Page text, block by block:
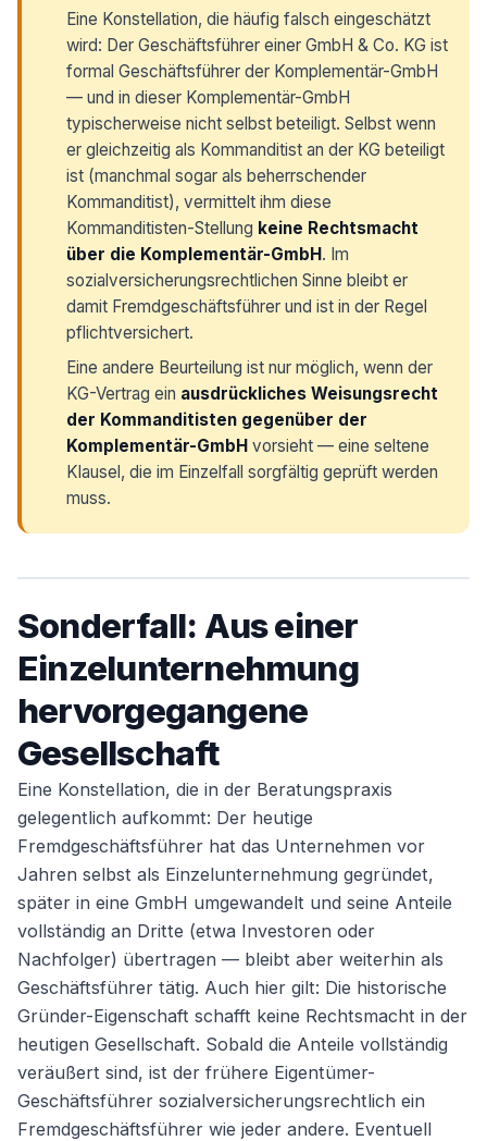
Eine Konstellation, die häufig falsch eingeschätzt
wird: Der Geschäftsführer einer GmbH & Co. KG ist
formal Geschäftsführer der Komplementär-GmbH
— und in dieser Komplementär-GmbH
typischerweise nicht selbst beteiligt. Selbst wenn
er gleichzeitig als Kommanditist an der KG beteiligt
ist (manchmal sogar als beherrschender
Kommanditist), vermittelt ihm diese
Kommanditisten-Stellung keine Rechtsmacht
über die Komplementär-GmbH. Im
sozialversicherungsrechtlichen Sinne bleibt er
damit Fremdgeschäftsführer und ist in der Regel
pflichtversichert.
Eine andere Beurteilung ist nur möglich, wenn der
KG-Vertrag ein ausdrückliches Weisungsrecht
der Kommanditisten gegenüber der
Komplementär-GmbH vorsieht — eine seltene
Klausel, die im Einzelfall sorgfältig geprüft werden
muss.
Sonderfall: Aus einer
Einzelunternehmung
hervorgegangene
Gesellschaft
Eine Konstellation, die in der Beratungspraxis
gelegentlich aufkommt: Der heutige
Fremdgeschäftsführer hat das Unternehmen vor
Jahren selbst als Einzelunternehmung gegründet,
später in eine GmbH umgewandelt und seine Anteile
vollständig an Dritte (etwa Investoren oder
Nachfolger) übertragen — bleibt aber weiterhin als
Geschäftsführer tätig. Auch hier gilt: Die historische
Gründer-Eigenschaft schafft keine Rechtsmacht in der
heutigen Gesellschaft. Sobald die Anteile vollständig
veräußert sind, ist der frühere Eigentümer-
Geschäftsführer sozialversicherungsrechtlich ein
Fremdgeschäftsführer wie jeder andere. Eventuell